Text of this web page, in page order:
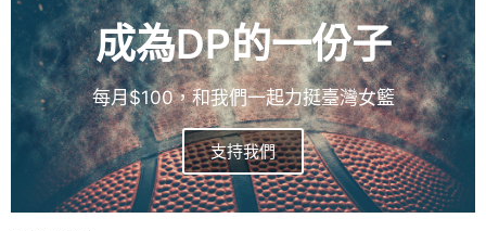
成為DP的一份子
每月$100，和我們一起力挺臺灣女籃
支持我們